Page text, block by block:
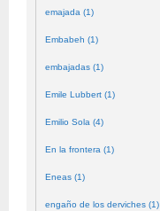
emajada (1)
Embabeh (1)
embajadas (1)
Emile Lubbert (1)
Emilio Sola (4)
En la frontera (1)
Eneas (1)
engaño de los derviches (1)